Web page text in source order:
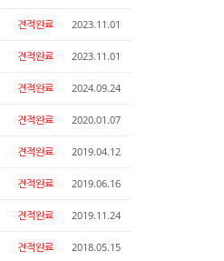
견적완료 2023.11.01
견적완료 2023.11.01
견적완료 2024.09.24
견적완료 2020.01.07
견적완료 2019.04.12
견적완료 2019.06.16
견적완료 2019.11.24
견적완료 2018.05.15